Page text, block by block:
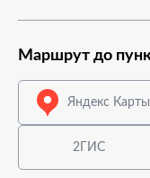
Маршрут до
Яндекс Карты
2ГИС